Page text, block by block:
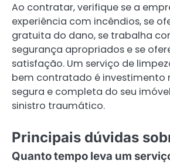
Ao contratar, verifique se a
experiência com incêndios, se
gratuita do dano, se trabalha
segurança apropriados e se
satisfação. Um serviço de
bem contratado é investimento
segura e completa do seu
sinistro traumático.
Principais dúvidas
Quanto tempo leva um